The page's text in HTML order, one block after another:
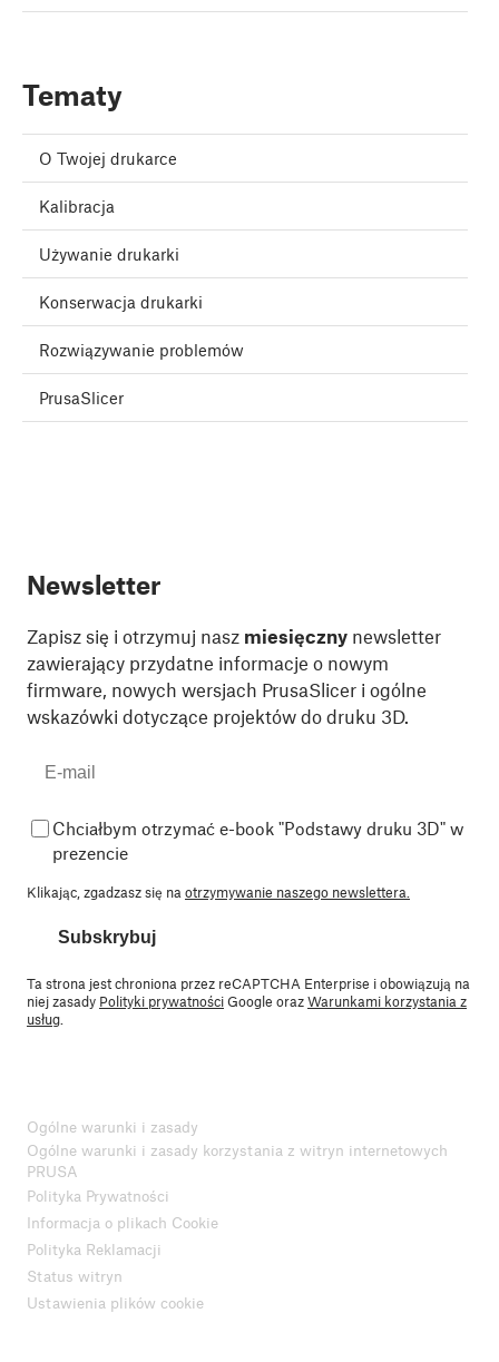
Tematy
O Twojej drukarce
Kalibracja
Używanie drukarki
Konserwacja drukarki
Rozwiązywanie problemów
PrusaSlicer
Newsletter
Zapisz się i otrzymuj nasz miesięczny newsletter
zawierający przydatne informacje o nowym
firmware, nowych wersjach PrusaSlicer i ogólne
wskazówki dotyczące projektów do druku 3D.
Chciałbym otrzymać e-book "Podstawy druku 3D" w
prezencie
Klikając, zgadzasz się naotrzymywanie naszego newslettera.
Subskrybuj
Ta strona jest chroniona przez reCAPTCHA Enterprise i obowiązują na
niej zasady Polityki prywatnościGoogle orazWarunkami korzystania z
usług.
Ogólne warunki i zasady
Ogólne warunki i zasady korzystania z witryn internetowych
PRUSA
Polityka Prywatności
Informacja o plikach Cookie
Polityka Reklamacji
Status witryn
Ustawienia plików cookie